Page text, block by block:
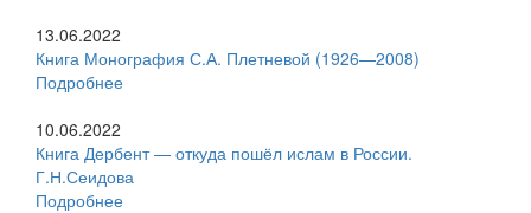
13.06.2022
Книга Монография С.А. Плетневой (1926—2008)
Подробнее
10.06.2022
Книга Дербент — откуда пошёл ислам в России.
Г.Н.Сеидова
Подробнее